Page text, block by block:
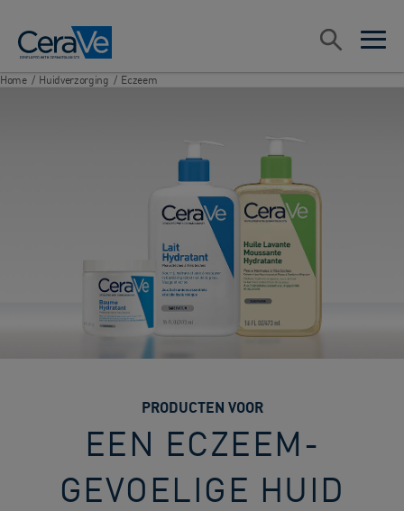
open
open
Zoeken
Home / Huidverzorging / Eczeem
PRODUCTEN VOOR
EEN ECZEEM-
GEVOELIGE​ HUID